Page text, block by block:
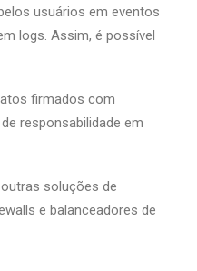
usuários em eventos
logs. Assim, é possível
firmados com
responsabilidade em
soluções de
e balanceadores de